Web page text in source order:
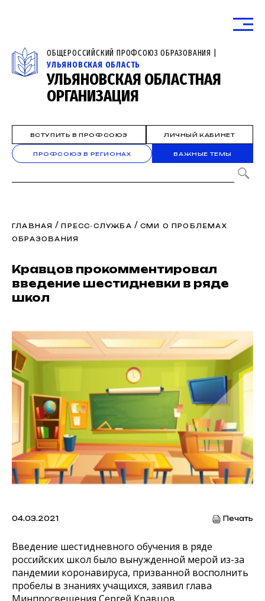
ОБЩЕРОССИЙСКИЙ ПРОФСОЮЗ ОБРАЗОВАНИЯ |
УЛЬЯНОВСКАЯ ОБЛАСТЬ
УЛЬЯНОВСКАЯ ОБЛАСТНАЯ
ОРГАНИЗАЦИЯ
ВСТУПИТЬ В ПРОФСОЮЗ ЛИЧНЫЙ КАБИНЕТ
ПРОФСОЮЗ В РЕГИОНАХ ВАЖНЫЕ ТЕМЫ
ГЛАВНАЯ /ПРЕСС-СЛУЖБА / СМИ О ПРОБЛЕМАХ
ОБРАЗОВАНИЯ
Кравцов прокомментировал
введение шестидневки в ряде
школ
04.03.2021 Печать
Введение шестидневного обучения в ряде
российских школ было вынужденной мерой из-за
пандемии коронавируса, призванной восполнить
пробелы в знаниях учащихся, заявил глава